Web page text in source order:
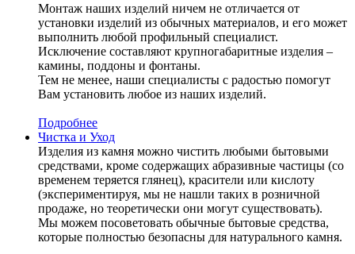
Монтаж наших изделий ничем не отличается от
установки изделий из обычных материалов, и его может
выполнить любой профильный специалист.
Исключение составляют крупногабаритные изделия –
камины, поддоны и фонтаны.
Тем не менее, наши специалисты с радостью помогут
Вам установить любое из наших изделий.
Подробнее
Чистка и Уход
Изделия из камня можно чистить любыми бытовыми
средствами, кроме содержащих абразивные частицы (со
временем теряется глянец), красители или кислоту
(экспериментируя, мы не нашли таких в розничной
продаже, но теоретически они могут существовать).
Мы можем посоветовать обычные бытовые средства,
которые полностью безопасны для натурального камня.